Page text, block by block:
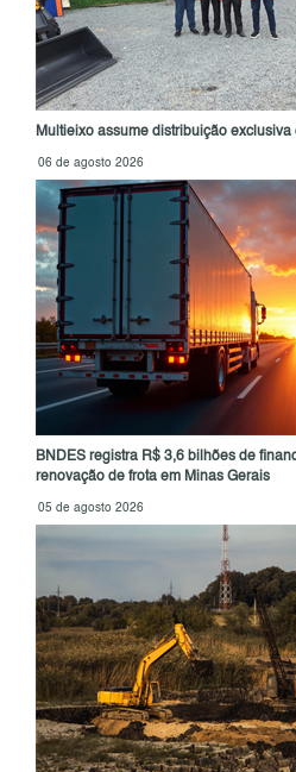
Multieixo assume distribuição
06 de agosto 2026
BNDES registra R$ 3,6 bilhões de
renovação de frota em Minas Gerais
05 de agosto 2026